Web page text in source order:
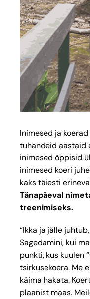
Inimesed ja
tuhandeid aastaid
inimesed õppisid
inimesed koeri
kaks täiesti
Tänapäeval
treenimiseks.
“Ikka ja jälle
Sagedamini, kui
punkti, kus kuulen
tsirkusekoera. Me
käima hakata.
plaanist maas.